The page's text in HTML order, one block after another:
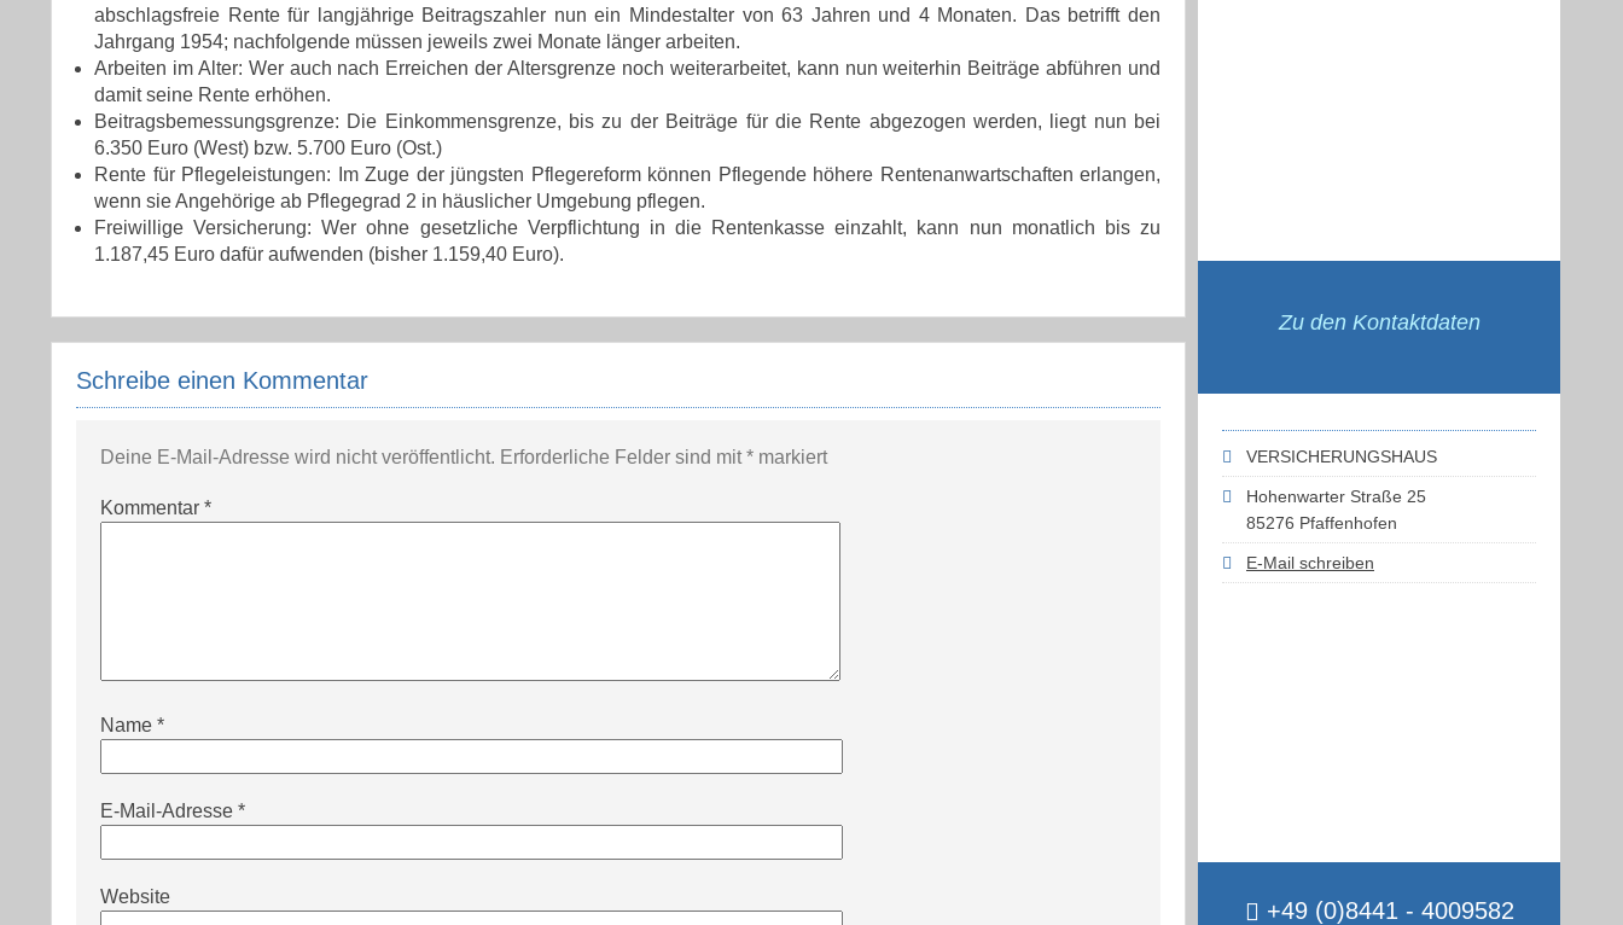
Zu den Kontaktdaten
VERSICHERUNGSHAUS
Hohenwarter Straße 25
85276 Pfaffenhofen
E-Mail schreiben
+49 (0)8441 - 4009582
abschlagsfreie Rente für langjährige Beitragszahler nun ein Mindestalter von 63 Jahren und 4 Monaten. Das betrifft den
Jahrgang 1954; nachfolgende müssen jeweils zwei Monate länger arbeiten.
Arbeiten im Alter: Wer auch nach Erreichen der Altersgrenze noch weiterarbeitet, kann nun weiterhin Beiträge abführen und
damit seine Rente erhöhen.
Beitragsbemessungsgrenze: Die Einkommensgrenze, bis zu der Beiträge für die Rente abgezogen werden, liegt nun bei
6.350 Euro (West) bzw. 5.700 Euro (Ost.)
Rente für Pflegeleistungen: Im Zuge der jüngsten Pflegereform können Pflegende höhere Rentenanwartschaften erlangen,
wenn sie Angehörige ab Pflegegrad 2 in häuslicher Umgebung pflegen.
Freiwillige Versicherung: Wer ohne gesetzliche Verpflichtung in die Rentenkasse einzahlt, kann nun monatlich bis zu
1.187,45 Euro dafür aufwenden (bisher 1.159,40 Euro).
Schreibe einen Kommentar
Deine E-Mail-Adresse wird nicht veröffentlicht. Erforderliche Felder sind mit* markiert
Kommentar *
Name *
E-Mail-Adresse *
Website